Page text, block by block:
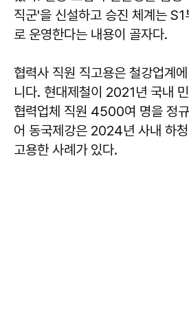
직군'을 신설하고 승진 체계는
로 운영한다는 내용이 골자다.
협력사 직원 직고용은 철강업계
니다. 현대제철이 2021년 국내
협력업체 직원 4500여 명을 정
어 동국제강은 2024년 사내 하
고용한 사례가 있다.